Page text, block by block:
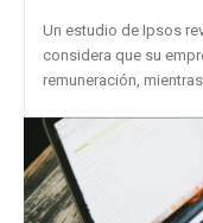
Un estudio de Ipsos
considera que su
remuneración,